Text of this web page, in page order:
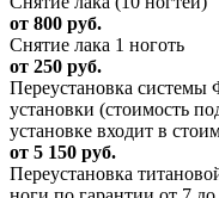
от 800 руб.
Снятие лака 1 ноготь
от 250 руб.
Переустановка системы
установки (стоимость
установке входит в
от 5 150 руб.
Переустановка